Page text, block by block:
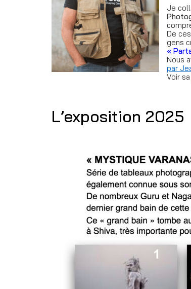
Je
De
gens
«
Nous
par
Voir sa
L’exposition 2025